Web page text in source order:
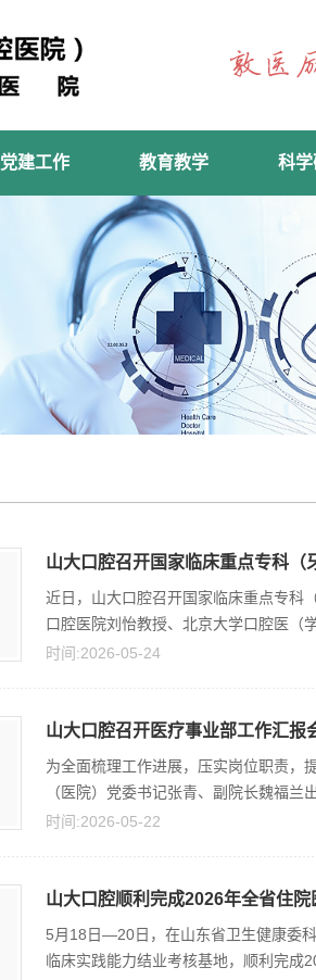
党建工作 教育教学 科
山大口腔召开国家临床重点专科（
近日，山大口腔召开国家临床重点专科
口腔医院刘怡教授、北京大学口腔医（
时间:2026-05-24
山大口腔召开医疗事业部工作汇报
为全面梳理工作进展，压实岗位职责，
（医院）党委书记张青、副院长魏福兰
时间:2026-05-22
山大口腔顺利完成2026年全省住
5月18日—20日，在山东省卫生健康委
临床实践能力结业考核基地，顺利完成